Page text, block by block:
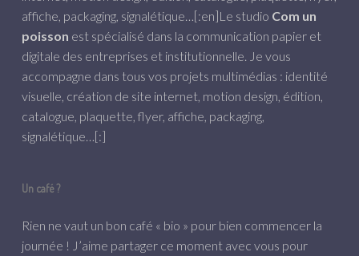
affiche, packaging, signalétique…[:en]Le studio Com un
poisson est spécialisé dans la communication papier et
digitale des entreprises et institutionnelle. Je vous
accompagne dans tous vos projets multimédias : identité
visuelle, création de site internet, motion design, édition,
catalogue, plaquette, flyer, affiche, packaging,
signalétique…[:]
Un café ?
Rien ne vaut un bon café « bio » pour bien commencer la
journée ! J’aime partager ce moment avec vous pour